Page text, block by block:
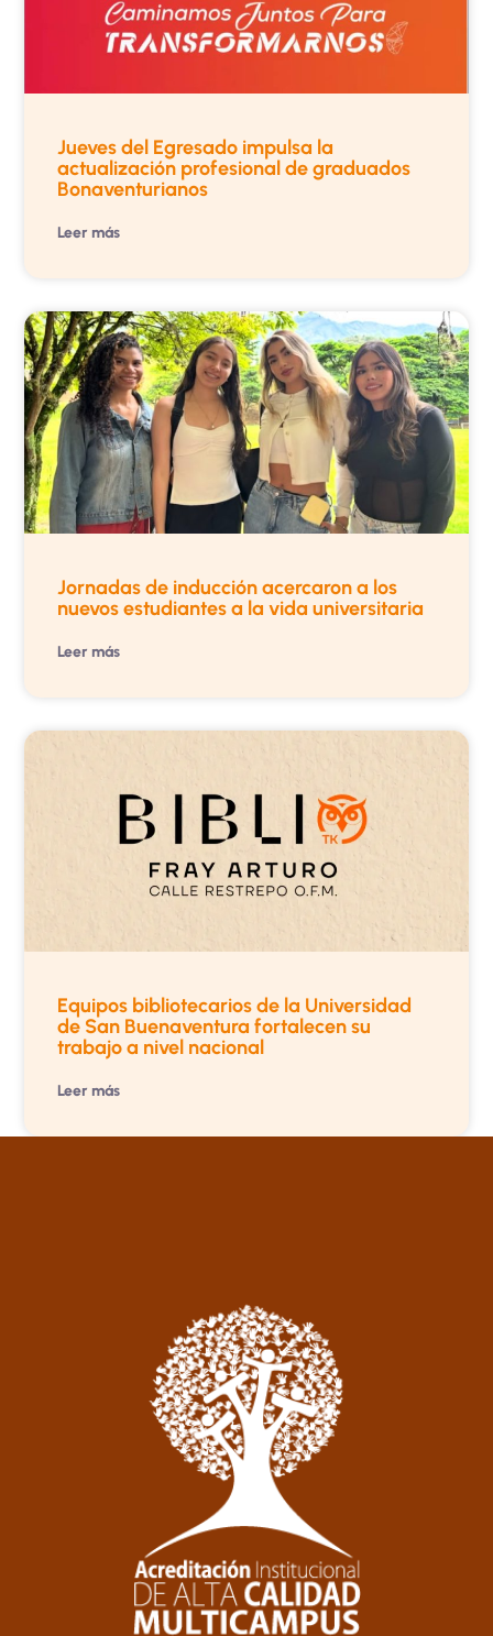
Jueves del Egresado impulsa la
actualización profesional de graduados
Bonaventurianos
Leer más
Jornadas de inducción acercaron a los
nuevos estudiantes a la vida universitaria
Leer más
Equipos bibliotecarios de la Universidad
de San Buenaventura fortalecen su
trabajo a nivel nacional
Leer más